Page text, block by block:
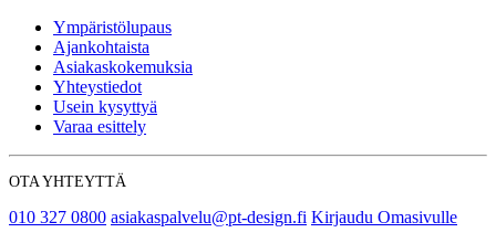
Ympäristölupaus
Ajankohtaista
Asiakaskokemuksia
Yhteystiedot
Usein kysyttyä
Varaa esittely
OTA YHTEYTTÄ
010 327 0800 asiakaspalvelu@pt-design.fi Kirjaudu Omasivulle